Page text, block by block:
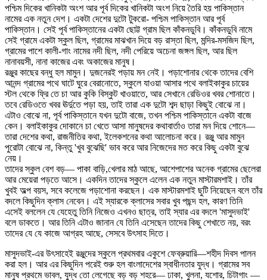
পশ্চিম দিকের খানিকটা অংশ আর পূর্ব দিকের খানিকটা অংশ নিয়ে তৈরি হয় পাকিস্তান
নামের এক নতুন দেশ। একটা দেশের দুটো টুকরো- পশ্চিম পাকিস্তান আর পূর্ব
পাকিস্তান। সেই পূর্ব পাকিস্তানের একটা ছোট্ট গ্রাম ছিল কাঁকনডুবি। কাঁকনডুবি নামে
সেই গ্রামে একটা স্কুল ছিল, গ্রামের মাঝখান দিয়ে বড় রাস্তা ছিল, মন্দির-মসজিদ ছিল,
গ্রামের পাশে কালী-গাং নামের নদী ছিল, নদী পেরিয়ে অচেনা জঙ্গল ছিল, আর ছিল
নানাবয়সী, নানা কাজের এবং অকাজের মানুষ।
রঞ্জুর কাছের বন্ধু হল মামুন। দুজনেরই পড়ায় মন নেই। পড়াশোনার থেকে তাদের বেশি
আনন্দ গ্রামের পথে ঘাটে ঘুরে বেরানোতে, স্কুলে যাওয়া আসার পথে বলাইকাকুর চায়ের
স্টল থেকে ফ্রি তে চা আর কুকি বিস্কুট খাওয়াতে, আর সেখানে রেডিওর খবর শোনাতে।
তবে রেডিওতে খবর ঊর্দুতে পড়া হয়, তাই তারা এক দুটো শব্দ ছাড়া কিছুই বোঝে না।
এটাও বোঝে না, পূর্ব পাকিস্তানে যখন দুটো বাজে, তখন পশ্চিম পাকিস্তানে একটা বাজে
কেন। বলাইকাকুর দোকানে চা খেতে আসা মানুষদের কথাবার্তাও তারা মন দিয়ে শোনে—
তারা দেশের কথা, রাজনীতির কথা, ইলেকশনের কথা আলোচনা করে। রঞ্জু আর মামুন
পুরোটা বোঝে না, কিন্তু 'খুব বুঝেছি' ভাব করে আর নিজেদের মত করে কিছু একটা বুঝে
নেয়।
তাদের স্কুল বেশ বড়— পাকা বাড়ি,খেলার মাঠ আছে, আশেপাশের অনেক গ্রামের ছেলেরা
আর মেয়েরা পড়তে আসে। একদিন তাদের স্কুলে এলেন এক নতুন মাস্টারমশাই। তাঁর
খুবই অল্প বয়স, সবে কলেজে পড়াশোনা করছেন। এক মাস্টারমশাই ছুটি নিয়েছেন বলে তাঁর
বদলে কিছুদিন ক্লাস নেবেন। এই স্যারকে ক্লাসের সবার খুব পছন্দ হল, কারণ তিনি
এসেই বললেন যে যেহেতু তিনি নিজেও এখনও ছাত্র, তাই স্যার এর বদলে 'মাসুদভাই'
বলে ডাকতে। আর তিনি এটাও জানান যে তিনি এসেছেন তাদের কিছু শেখাতে নয়, বরং
তাদের যে যে কাজে আগ্রহ আছে, সেসবে উৎসাহ দিতে।
মাসুদভাই-এর উৎসাহেই রঞ্জুদের স্কুলে প্রথমবার একুশে ফেব্রুয়ারি—শহীদ দিবস পালন
করা হল। আর এর কিছুদিন পরেই শুরু হল বাংলাদেশের স্বাধীনতার যুদ্ধ। গ্রামের সব
মানুষ প্রথমে ভাবল, যুদ্ধ তো লেগেছে বড় বড় শহরে— ঢাকা, খুলনা, যশোর, চিটাগাং —